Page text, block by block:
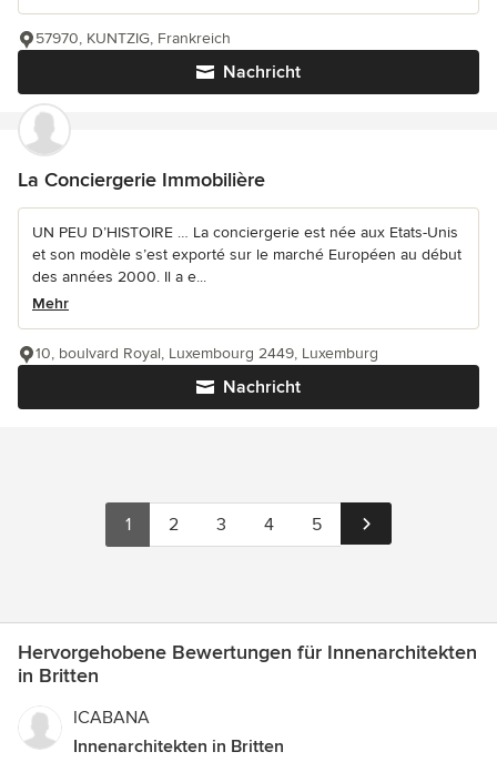
Nachricht
57970, KUNTZIG, Frankreich
La Conciergerie Immobilière
UN PEU D’HISTOIRE … La conciergerie est née aux Etats-Unis
et son modèle s’est exporté sur le marché Européen au début
des années 2000. Il a e...
Mehr
Nachricht
10, boulvard Royal, Luxembourg 2449, Luxemburg
1 2 3 4 5
Hervorgehobene Bewertungen für Innenarchitekten
in Britten
ICABANA
Innenarchitekten in Britten